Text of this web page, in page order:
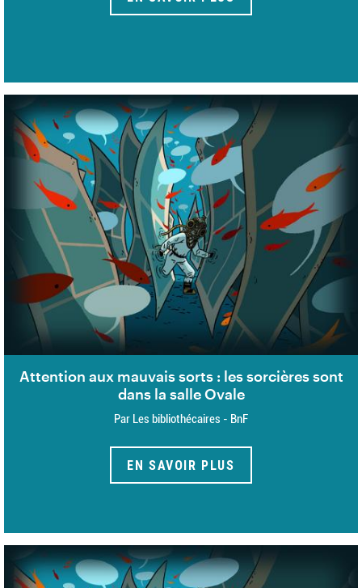
Attention aux mauvais sorts : les sorcières sont
dans la salle Ovale
Par Les bibliothécaires - BnF
EN SAVOIR PLUS